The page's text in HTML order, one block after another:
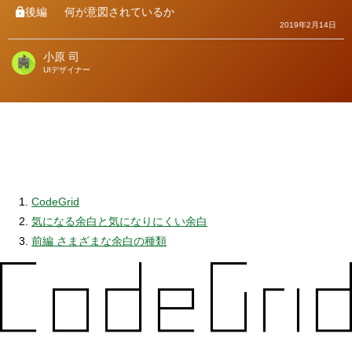
後編 何が意図されているか
2019年2月14日
著
小原 司
UIデザイナー
CodeGrid
気になる余白と気になりにくい余白
前編 さまざまな余白の種類